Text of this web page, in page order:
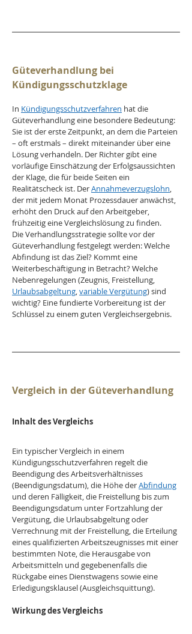
Güteverhandlung bei
Kündigungsschutzklage
In Kündigungsschutzverfahren hat die
Güteverhandlung eine besondere Bedeutung:
Sie ist der erste Zeitpunkt, an dem die Parteien
– oft erstmals – direkt miteinander über eine
Lösung verhandeln. Der Richter gibt eine
vorläufige Einschätzung der Erfolgsaussichten
der Klage, die für beide Seiten ein
Realitätscheck ist. Der Annahmeverzugslohn,
der mit jedem Monat Prozessdauer anwächst,
erhöht den Druck auf den Arbeitgeber,
frühzeitig eine Vergleichslösung zu finden.
Die Verhandlungsstrategie sollte vor der
Güteverhandlung festgelegt werden: Welche
Abfindung ist das Ziel? Kommt eine
Weiterbeschäftigung in Betracht? Welche
Nebenregelungen (Zeugnis, Freistellung,
Urlaubsabgeltung, variable Vergütung) sind
wichtig? Eine fundierte Vorbereitung ist der
Schlüssel zu einem guten Vergleichsergebnis.
Vergleich in der Güteverhandlung
Inhalt des Vergleichs
Ein typischer Vergleich in einem
Kündigungsschutzverfahren regelt die
Beendigung des Arbeitsverhältnisses
(Beendigungsdatum), die Höhe der Abfindung
und deren Fälligkeit, die Freistellung bis zum
Beendigungsdatum unter Fortzahlung der
Vergütung, die Urlaubsabgeltung oder
Verrechnung mit der Freistellung, die Erteilung
eines qualifizierten Arbeitszeugnisses mit einer
bestimmten Note, die Herausgabe von
Arbeitsmitteln und gegebenenfalls die
Rückgabe eines Dienstwagens sowie eine
Erledigungsklausel (Ausgleichsquittung).
Wirkung des Vergleichs